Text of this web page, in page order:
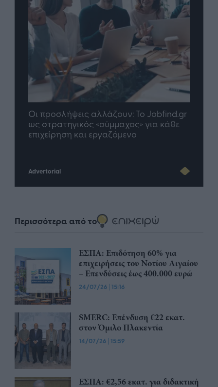
Οι προσλήψεις αλλάζουν: To Jobfind.gr
ως στρατηγικός «σύμμαχος» για κάθε
επιχείρηση και εργαζόμενο
Advertorial
Περισσότερα από το
ΕΣΠΑ: Επιδότηση 60% για
επιχειρήσεις του Νοτίου Αιγαίου
– Επενδύσεις έως 400.000 ευρώ
24/07/26 | 15:16
SMERC: Επένδυση €22 εκατ.
στον Όμιλο Πλακεντία
14/07/26 | 15:59
ΕΣΠΑ: €2,56 εκατ. για διδακτική